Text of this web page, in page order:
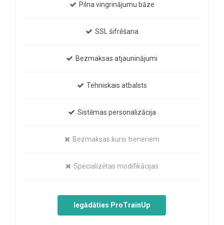
Pilna vingrinājumu bāze
SSL šifrēšana
Bezmaksas atjauninājumi
Tehniskais atbalsts
Sistēmas personalizācija
Bezmaksas kursi treneriem
Specializētas modifikācijas
Iegādāties ProTrainUp